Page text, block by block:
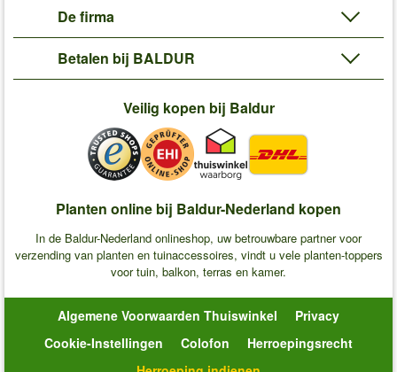
De firma
Betalen bij BALDUR
Veilig kopen bij Baldur
Planten online bij Baldur-Nederland kopen
In de Baldur-Nederland onlineshop, uw betrouwbare partner voor
verzending van planten en tuinaccessoires, vindt u vele planten-toppers
voor tuin, balkon, terras en kamer.
Algemene Voorwaarden Thuiswinkel
Privacy
Cookie-Instellingen
Colofon
Herroepingsrecht